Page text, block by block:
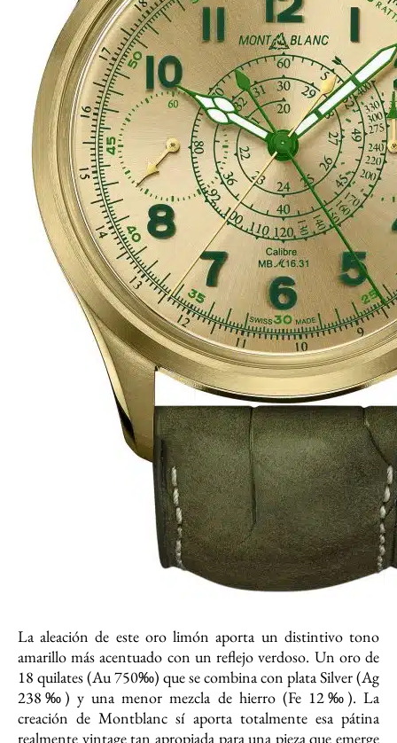
La aleación de este oro limón aporta un distintivo tono
amarillo más acentuado con un reflejo verdoso. Un oro de
18 quilates (Au 750‰) que se combina con plata Silver (Ag
238‰) y una menor mezcla de hierro (Fe 12‰). La
creación de Montblanc sí aporta totalmente esa pátina
realmente vintage tan apropiada para una pieza que emerge